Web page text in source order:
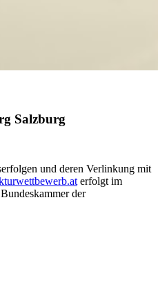
Salzburg
und deren Verlinkung mit
erfolgt im
der